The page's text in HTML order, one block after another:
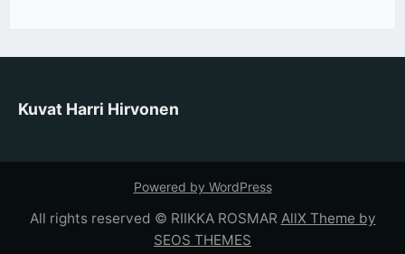
Kuvat Harri Hirvonen
Powered by WordPress
All rights reserved © RIIKKA ROSMAR AllX Theme by
SEOS THEMES